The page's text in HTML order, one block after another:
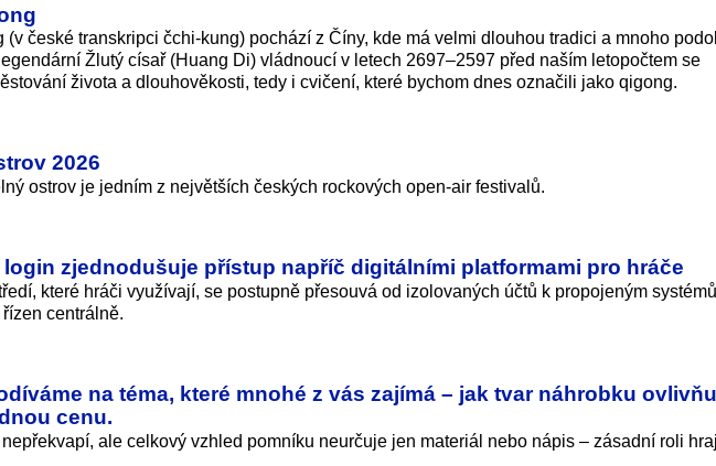
(v české transkripci čchi-kung) pochází z Číny, kde má velmi dlouhou tradici a mnoho
Žlutý císař (Huang Di) vládnoucí v letech 2697–2597 před naším letopočtem se
života a dlouhověkosti, tedy i cvičení, které bychom dnes označili jako qigong.
2026
ostrov je jedním z největších českých rockových open-air festivalů.
zjednodušuje přístup napříč digitálními platformami pro hráče
které hráči využívají, se postupně přesouvá od izolovaných účtů k propojeným
centrálně.
na téma, které mnohé z vás zajímá – jak tvar náhrobku
cenu.
nepřekvapí, ale celkový vzhled pomníku neurčuje jen materiál nebo nápis – zásadní roli